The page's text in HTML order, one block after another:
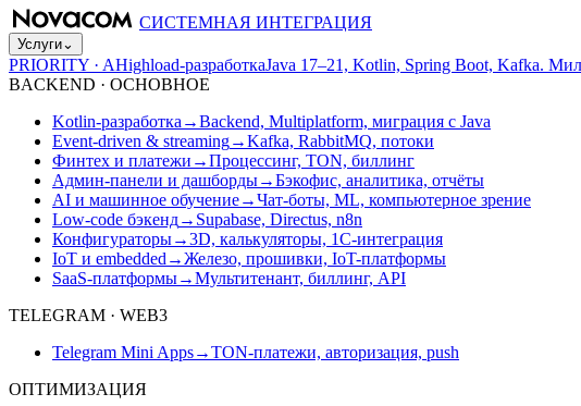
СИСТЕМНАЯ ИНТЕГРАЦИЯ
Услуги⌄
PRIORITY · AHighload-разработкаJava 17–21, Kotlin, Spring Boot, Kafka.
BACKEND · ОСНОВНОЕ
Kotlin-разработка →Backend, Multiplatform, миграция с Java
Event-driven & streaming→Kafka, RabbitMQ, потоки
Финтех и платежи →Процессинг, TON, биллинг
Админ-панели и дашборды→Бэкофис, аналитика, отчёты
AI и машинное обучение→Чат-боты, ML, компьютерное зрение
Low-code бэкенд→ Supabase, Directus, n8n
Конфигураторы→3D, калькуляторы, 1С-интеграция
IoT и embedded →Железо, прошивки, IoT-платформы
SaaS-платформы→Мультитенант, биллинг, API
TELEGRAM · WEB3
Telegram Mini Apps→TON-платежи, авторизация, push
ОПТИМИЗАЦИЯ